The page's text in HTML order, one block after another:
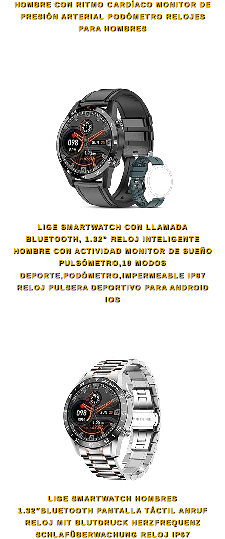
HOMBRE CON RITMO CARDÍACO MONITOR DE
PRESIÓN ARTERIAL PODÓMETRO RELOJES
PARA HOMBRES
LIGE SMARTWATCH CON LLAMADA
BLUETOOTH, 1.32” RELOJ INTELIGENTE
HOMBRE CON ACTIVIDAD MONITOR DE SUEÑO
PULSÓMETRO,10 MODOS
DEPORTE,PODÓMETRO,IMPERMEABLE IP67
RELOJ PULSERA DEPORTIVO PARA ANDROID
IOS
LIGE SMARTWATCH HOMBRES
1.32″BLUETOOTH PANTALLA TÁCTIL ANRUF
RELOJ MIT BLUTDRUCK HERZFREQUENZ
SCHLAFÜBERWACHUNG RELOJ IP67